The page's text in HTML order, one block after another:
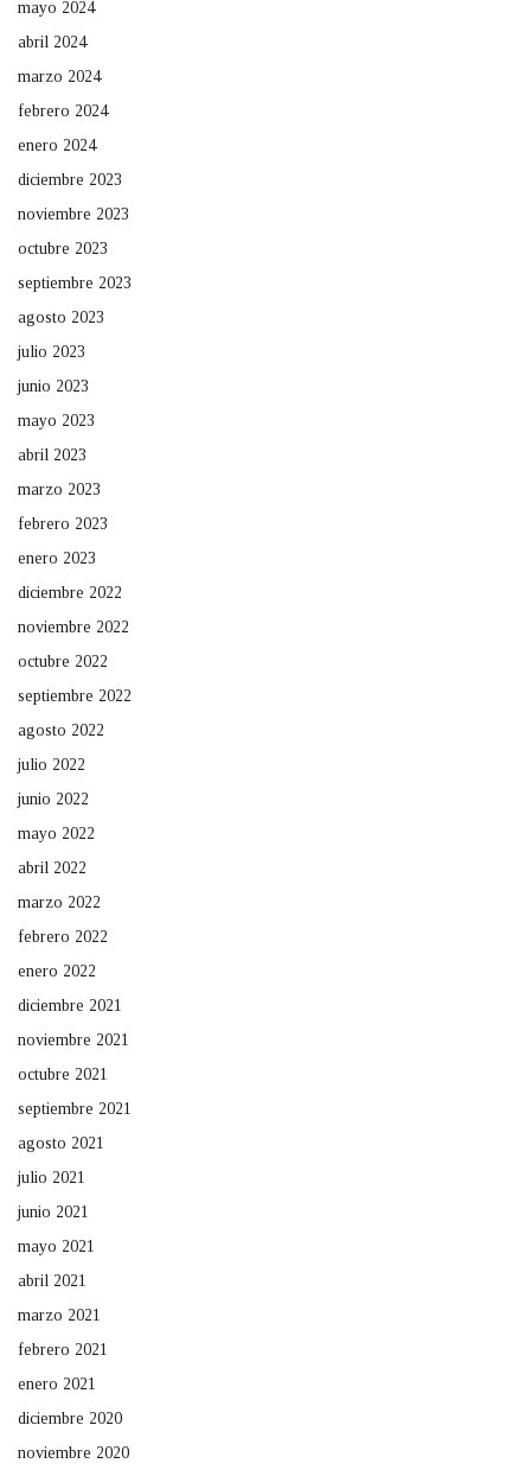
mayo 2024
abril 2024
marzo 2024
febrero 2024
enero 2024
diciembre 2023
noviembre 2023
octubre 2023
septiembre 2023
agosto 2023
julio 2023
junio 2023
mayo 2023
abril 2023
marzo 2023
febrero 2023
enero 2023
diciembre 2022
noviembre 2022
octubre 2022
septiembre 2022
agosto 2022
julio 2022
junio 2022
mayo 2022
abril 2022
marzo 2022
febrero 2022
enero 2022
diciembre 2021
noviembre 2021
octubre 2021
septiembre 2021
agosto 2021
julio 2021
junio 2021
mayo 2021
abril 2021
marzo 2021
febrero 2021
enero 2021
diciembre 2020
noviembre 2020